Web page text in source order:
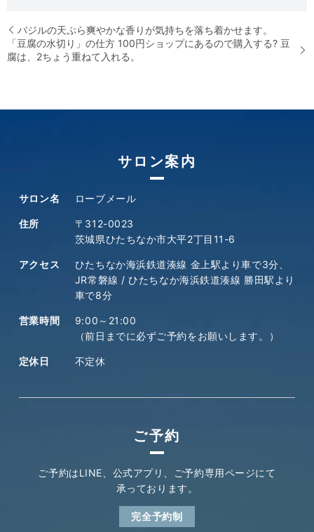
バジルの天ぷら爽やかな香りが気持ちを落ち着かせます。
「豆腐の水切り」の仕方 100円ショップにあるので購入する? 豆
腐は、2ちょう重ねて入れる。
サロン案内
サロン名 ローブメール
住所
〒312-0023
茨城県ひたちなか市大平2丁目11-6
アクセス
ひたちなか海浜鉄道湊線 金上駅より車で3分、
JR常磐線 / ひたちなか海浜鉄道湊線 勝田駅より
車で8分
営業時間
9:00～21:00
（前日までに必ずご予約をお願いします。）
定休日 不定休
ご予約
ご予約はLINE、公式アプリ、
ご予約専用ページにて
承っております。
完全予約制